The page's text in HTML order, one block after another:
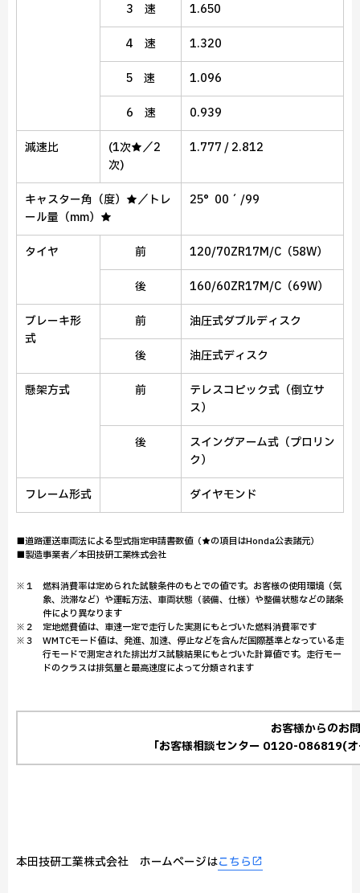
3 速 1.650
4 速 1.320
5 速 1.096
6 速 0.939
減速比
(1次★／2
次)
1.777 / 2.812
キャスター角（度）★／トレ
ール量（mm）★
25°00´/99
タイヤ 前 120/70ZR17M/C（58W）
後 160/60ZR17M/C（69W）
ブレーキ形
式
前 油圧式ダブルディスク
後 油圧式ディスク
懸架方式 前
テレスコピック式（倒立サ
ス）
後
スイングアーム式（プロリン
ク）
フレーム形式 ダイヤモンド
■道路運送車両法による型式指定申請書数値（★の項目はHonda公表諸元）
■製造事業者／本田技研工業株式会社
※１ 燃料消費率は定められた試験条件のもとでの値です。お客様の使用環境（気
象、渋滞など）や運転方法、車両状態（装備、仕様）や整備状態などの諸条
件により異なります
※２ 定地燃費値は、車速一定で走行した実測にもとづいた燃料消費率です
※３ WMTCモード値は、発進、加速、停止などを含んだ国際基準となっている走
行モードで測定された排出ガス試験結果にもとづいた計算値です。走行モー
ドのクラスは排気量と最高速度によって分類されます
お客様からのお
「お客様相談センター 0120-086819(
本田技研工業株式会社 ホームページはこちら